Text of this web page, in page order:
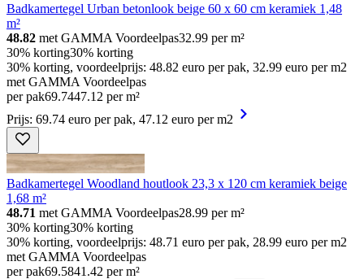
Badkamertegel Urban betonlook beige 60 x 60 cm keramiek 1,48
m²
48.82 met GAMMA Voordeelpas32.99 per m²
30% korting30% korting
30% korting, voordeelprijs: 48.82 euro per pak, 32.99 euro per m2
met GAMMA Voordeelpas
per pak69.7447.12 per m²
Prijs: 69.74 euro per pak, 47.12 euro per m2
Badkamertegel Woodland houtlook 23,3 x 120 cm keramiek beige
1,68 m²
48.71 met GAMMA Voordeelpas28.99 per m²
30% korting30% korting
30% korting, voordeelprijs: 48.71 euro per pak, 28.99 euro per m2
met GAMMA Voordeelpas
per pak69.5841.42 per m²